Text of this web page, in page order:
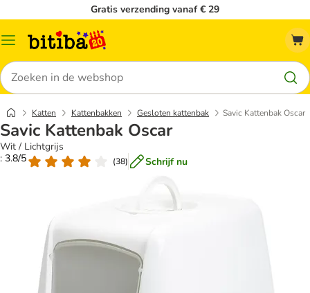
Gratis verzending vanaf € 29
Catalogusmenu
Zoeken
Katten Kattenbakken Gesloten kattenbak Savic Kattenbak Oscar
Savic Kattenbak Oscar
Wit / Lichtgrijs
: 3.8/5
(38) Schrijf nu